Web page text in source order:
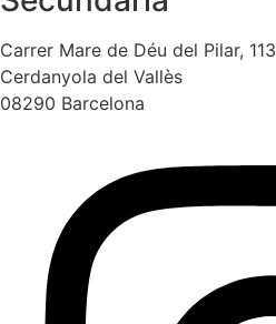
Carrer Mare de Déu del Pilar, 113
Cerdanyola del Vallès
08290 Barcelona